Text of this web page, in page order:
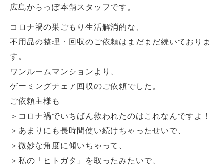
広島からっぽ本舗スタッフです。
コロナ禍の巣ごもり生活解消的な、
不用品の整理・回収のご依頼はまだまだ続いておりま
す。
ワンルームマンションより、
ゲーミングチェア回収のご依頼でした。
ご依頼主様も
＞コロナ禍でいちばん救われたのはこれなんですよ！
＞あまりにも長時間使い続けちゃったせいで、
＞微妙な角度に傾いちゃって、
＞私の「ヒトガタ」を取ったみたいで、